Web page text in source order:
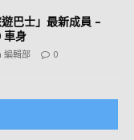
巴士」最新成員 –
車身
編輯部 0